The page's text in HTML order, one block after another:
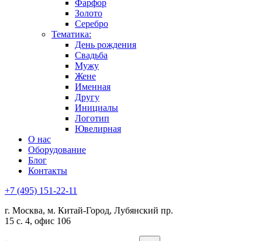
Фарфор
Золото
Серебро
Тематика:
День рождения
Свадьба
Мужу
Жене
Именная
Другу
Инициалы
Логотип
Ювелирная
О нас
Оборудование
Блог
Контакты
+7 (495) 151-22-11
г. Москва, м. Китай-Город, Лубянский пр.
15 с. 4, офис 106